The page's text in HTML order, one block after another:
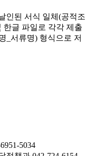
인된 서식 일체(공적조
한글 파일로 각각 제출
_서류명) 형식으로 저
5034